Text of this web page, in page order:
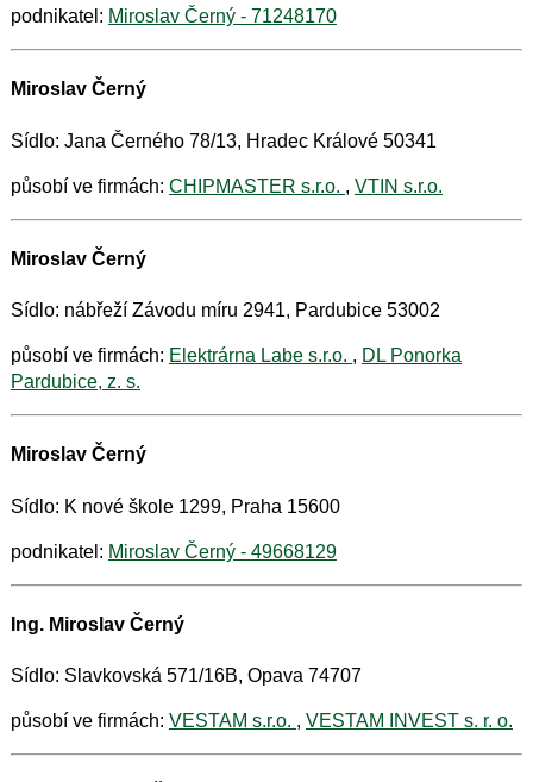
podnikatel: Miroslav Černý - 71248170
Miroslav Černý
Sídlo: Jana Černého 78/13, Hradec Králové 50341
působí ve firmách: CHIPMASTER s.r.o. , VTIN s.r.o.
Miroslav Černý
Sídlo: nábřeží Závodu míru 2941, Pardubice 53002
působí ve firmách: Elektrárna Labe s.r.o. , DL Ponorka
Pardubice, z. s.
Miroslav Černý
Sídlo: K nové škole 1299, Praha 15600
podnikatel: Miroslav Černý - 49668129
Ing. Miroslav Černý
Sídlo: Slavkovská 571/16B, Opava 74707
působí ve firmách: VESTAM s.r.o. , VESTAM INVEST s. r. o.